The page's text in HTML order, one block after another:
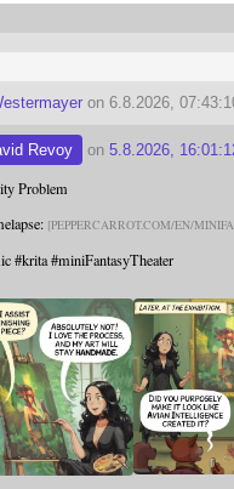
on 6.8.2026,
Revoy on5.8.2026,
Problem
PEPPERCARROT.COM/EN/
#krita #miniFantasyTheater